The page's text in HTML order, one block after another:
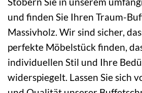
und finden Sie Ihren Traum-
Massivholz. Wir sind sicher,
perfekte Möbelstück finden,
individuellen Stil und Ihre
widerspiegelt. Lassen Sie sich